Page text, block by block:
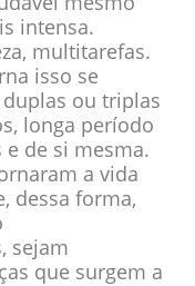
intensa.
multitarefas.
isso se
ou triplas
longa período
de si mesma.
a vida
dessa forma,
sejam
que surgem a